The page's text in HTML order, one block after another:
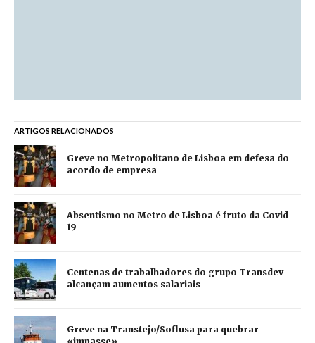
ARTIGOS RELACIONADOS
Greve no Metropolitano de Lisboa em defesa do
acordo de empresa
Absentismo no Metro de Lisboa é fruto da Covid-
19
Centenas de trabalhadores do grupo Transdev
alcançam aumentos salariais
Greve na Transtejo/Soflusa para quebrar